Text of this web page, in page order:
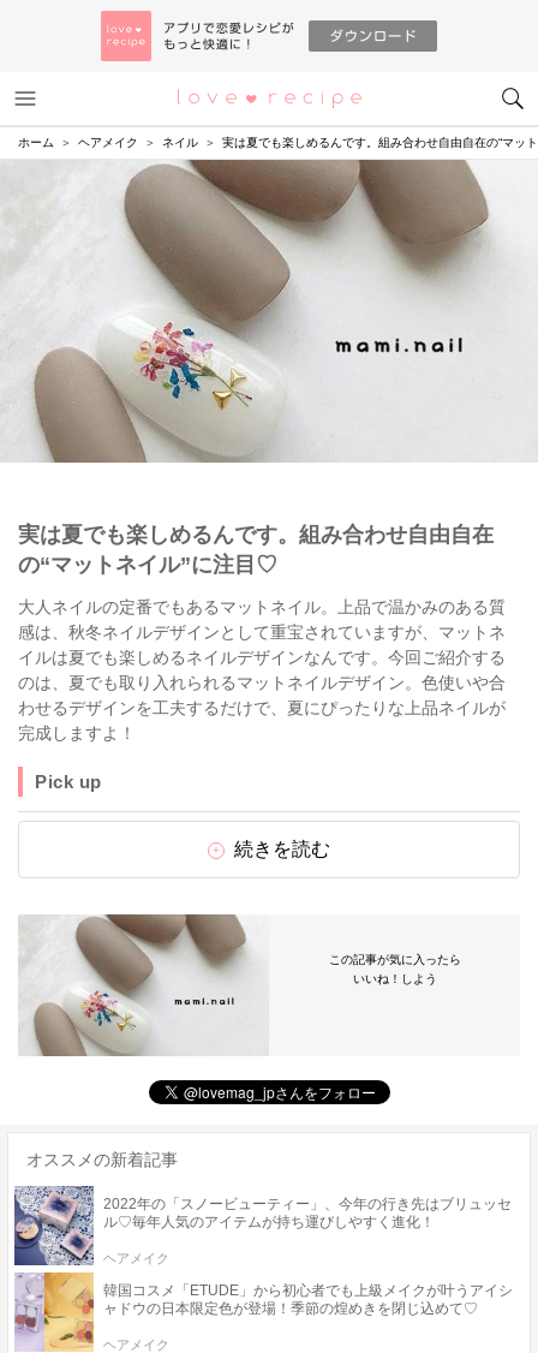
恋愛レシピ
ホーム ヘアメイク ネイル 実は夏でも楽しめるんです。組み合わせ自由自在の“マッ
実は夏でも楽しめるんです。組み合わせ自由自在
の“マットネイル”に注目♡
大人ネイルの定番でもあるマットネイル。上品で温かみのある質
感は、秋冬ネイルデザインとして重宝されていますが、マットネ
イルは夏でも楽しめるネイルデザインなんです。今回ご紹介する
のは、夏でも取り入れられるマットネイルデザイン。色使いや合
わせるデザインを工夫するだけで、夏にぴったりな上品ネイルが
完成しますよ！
Pick up
続きを読む
この記事が気に入ったら
いいね！しよう
オススメの新着記事
2022年の「スノービューティー」、今年の行き先はブリュッセ
ル♡毎年人気のアイテムが持ち運びしやすく進化！
ヘアメイク
韓国コスメ「ETUDE」から初心者でも上級メイクが叶うアイシ
ャドウの日本限定色が登場！季節の煌めきを閉じ込めて♡
ヘアメイク